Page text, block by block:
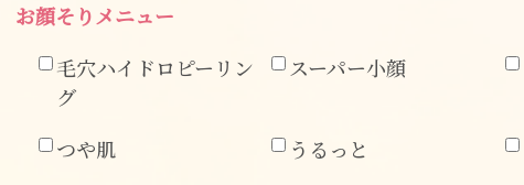
お顔そりメニュー
毛穴ハイドロピーリン
グ
スーパー小顔
つや肌 うるっと